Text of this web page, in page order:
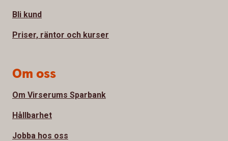
Bli kund
Priser, räntor och kurser
Om oss
Om Virserums Sparbank
Hållbarhet
Jobba hos oss